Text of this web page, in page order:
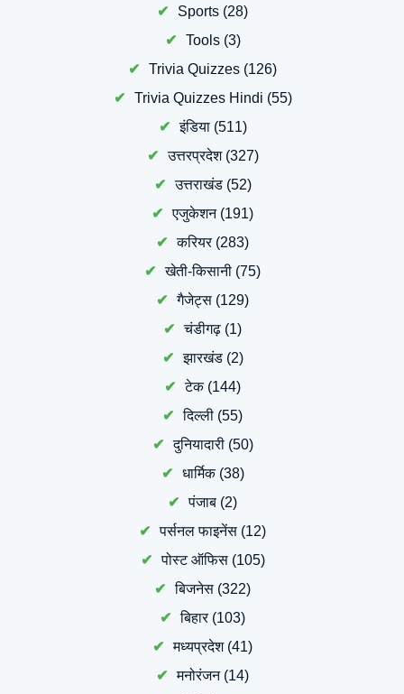
Sports (28)
Tools(3)
Trivia Quizzes (126)
Trivia Quizzes Hindi (55)
इंडिया(511)
उत्तरप्रदेश(327)
उत्तराखंड(52)
एजुकेशन(191)
करियर(283)
खेती-किसानी (75)
गैजेट्स (129)
चंडीगढ़ (1)
झारखंड(2)
टेक(144)
दिल्ली (55)
दुनियादारी(50)
धार्मिक(38)
पंजाब (2)
पर्सनल फाइनेंस (12)
पोस्ट ऑफिस(105)
बिजनेस (322)
बिहार(103)
मध्यप्रदेश(41)
मनोरंजन(14)